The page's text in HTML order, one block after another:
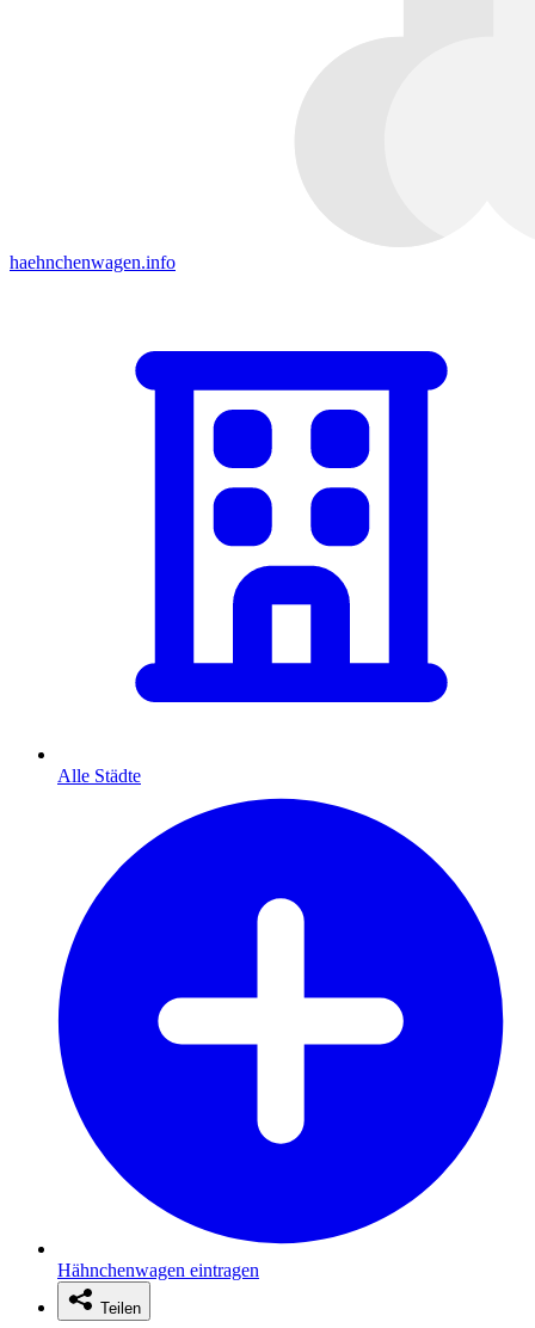
haehnchenwagen.info
Alle Städte
Hähnchenwagen eintragen
Teilen